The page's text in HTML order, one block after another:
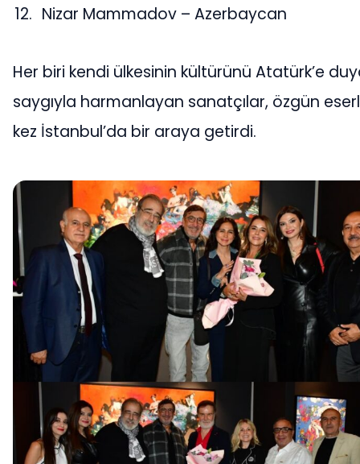
Nizar Mammadov – Azerbaycan
Her biri kendi ülkesinin kültürünü Atatürk’e
saygıyla harmanlayan sanatçılar, özgün
kez İstanbul’da bir araya getirdi.